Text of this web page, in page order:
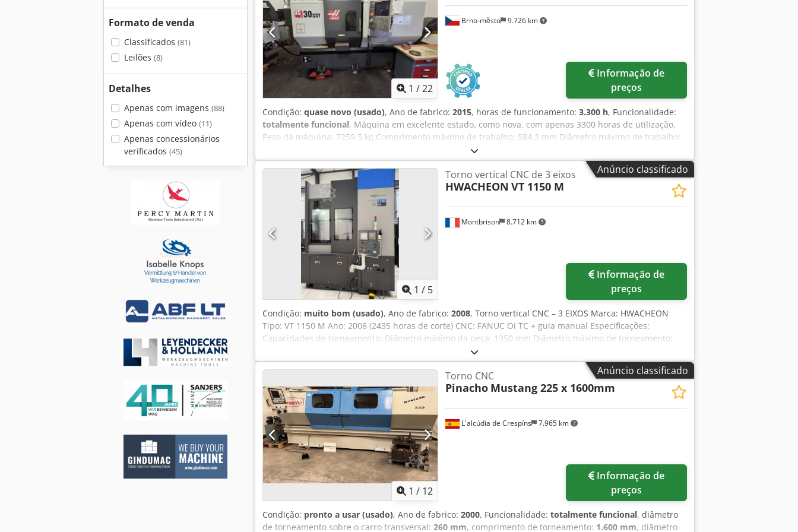
Formato de venda
Classificados (81)
Leilões (8)
Detalhes
Apenas com imagens (88)
Apenas com vídeo (11)
Apenas concessionários
verificados (45)
rápido dos eixos X/Z/B (m/min): 30 Avanço rápido do eixo Y (m/min): 10 Tipo de torreta: BMT Posições na
torreta: 12 Velocidade de rotação de ferramentas motorizadas (rpm): 5000 Dimensões (mm): 3530x1863
A=2163 Peso (kg): 5900 n.º 10 porta-ferramentas para ferramentas motorizadas
1 /22
Brno-město 9.726 km
preços
Condição: quase novo (usado), Ano de fabrico: 2015, horas de funcionamento: 3.300 h, Funcionalidade:
totalmente funcional, Máquina em excelente estado, como nova, com apenas 3300 horas de utilização.
Peso da máquina: 7259,5 kg Comprimento máximo de trabalho: 584,2 mm Diâmetro máximo de trabalho:
406,4 mm Distância entre pontas: 807,7 mm Curso do eixo X: 317,5 mm Curso do eixo Z: 584,0 mm
Diâmetro do furo do eixo: 88,9 mm Número de posições para ferramentas: 24 Velocidade: 4800 rpm
Potência do motor principal: 14,0 kW Mandril de 3 garras: 250 mm Com eixo oposto. Curso do eixo Y: +/-
50,6 mm Cjdpfx Aszmu Utef Aeha - Ferramentas com acionamento em todas as posições Eixo C Inclui
alimentador automático de barras - Diâmetro máximo da barra: 79 mm - Comprimento máximo da barra:
Anúncio classificado
1 / 5
Montbrison 8.712 km
Torno vertical CNC de 3 eixos
HWACHEON VT 1150 M
preços
Condição: muito bom (usado), Ano de fabrico: 2008, Torno vertical CNC – 3 EIXOS Marca: HWACHEON
Tipo: VT 1150 M Ano: 2008 (2435 horas de corte) CNC: FANUC Oi TC + guia manual Especificações:
Capacidades de torneamento: Diâmetro máximo da peça: 1350 mm Diâmetro máximo de torneamento:
1150 mm Altura máxima de torneamento: 950 mm Curso horizontal: 610 mm Curso vertical: 950 mm Eixo
C: 360.000 posições Mandril de 3 castelhas hidráulico: Diâmetro: 1016 mm Velocidade de rotação: 630
rpm Potência do motor principal: 50/37 kW Dimensões (largura x profundidade x altura) com
transportador: 2850 x 3943 x 3500 mm Peso: 23,5 T Equipado com: Torreta de 24 ferramentas Codpfx
Aszpvrxjf Aoha Eixo C com precisão de 0,001° Ferramentas de torneamento com acionamento de eixo de
2,5 kW, 20 a 3000 rpm Refrigeração através do centro das ferramentas Porta-ferramentas de
torneamento: 1 x axial, 1 x radial Porta-ferramentas de torneamento Conjunto de castelhas Transportador
de cavacos Pistola de refrigeração Suporte para zona de usinagem automática
Anúncio classificado
1 / 12
L'alcúdia de Crespíns 7.965 km
Torno CNC
Pinacho Mustang 225 x 1600mm
preços
Condição: pronto a usar (usado), Ano de fabrico: 2000, Funcionalidade: totalmente funcional, diâmetro
de torneamento sobre o carro transversal: 260 mm, comprimento de torneamento: 1.600 mm, diâmetro